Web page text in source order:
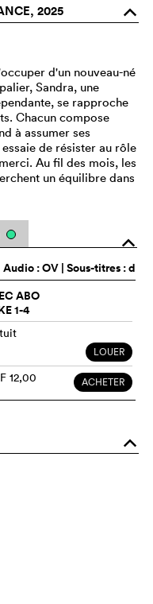
2025 o
d'un nouveau-né
Sandra, une
se rapproche
Chacun compose
à assumer ses
de résister au rôle
Au fil des mois, les
un équilibre dans
o
Audio :OV | Sous-titres : d
ABO
1-4
LOUER
12,00 ACHETER
o